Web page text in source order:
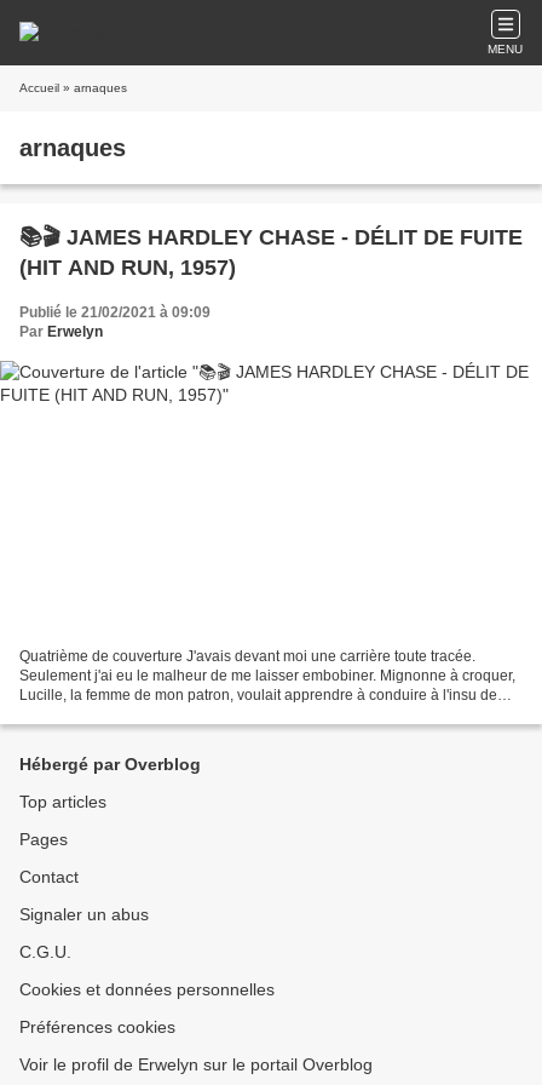
MENU
Accueil » arnaques
arnaques
📚🎬 JAMES HARDLEY CHASE - DÉLIT DE FUITE
(HIT AND RUN, 1957)
Publié le 21/02/2021 à 09:09
Par Erwelyn
Quatrième de couverture J'avais devant moi une carrière toute tracée.
Seulement j'ai eu le malheur de me laisser embobiner. Mignonne à croquer,
Lucille, la femme de mon patron, voulait apprendre à conduire à l'insu de
Hébergé par Overblog
Top articles
Pages
Contact
Signaler un abus
C.G.U.
Cookies et données personnelles
Préférences cookies
Voir le profil de Erwelyn sur le portail Overblog